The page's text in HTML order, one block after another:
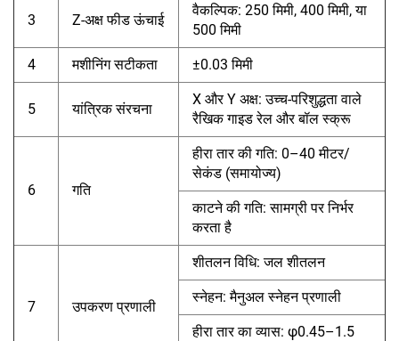
3 Z-अक्ष फीड ऊंचाई
वैकल्पिक: 250 मिमी, 400 मिमी, या
500 मिमी
4 मशीनिंग सटीकता ±0.03 मिमी
5 यांत्रिक संरचना
X और Y अक्ष: उच्च-परिशुद्धता वाले
रैखिक गाइड रेल और बॉल स्क्रू
6 गति
हीरा तार की गति: 0–40 मीटर/
सेकंड (समायोज्य)
काटने की गति: सामग्री पर निर्भर
करता है
7 उपकरण प्रणाली
शीतलन विधि: जल शीतलन
स्नेहन: मैनुअल स्नेहन प्रणाली
हीरा तार का व्यास: φ0.45–1.5